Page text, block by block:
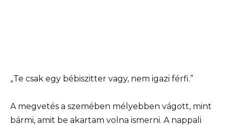
„Te csak egy bébiszitter vagy, nem igazi férfi.”
A megvetés a szemében mélyebben vágott, mint
bármi, amit be akartam volna ismerni. A nappali